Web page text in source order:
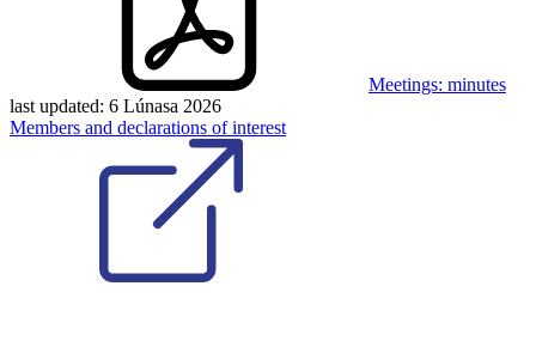
Meetings: minutes
last updated: 6 Lúnasa 2026
Members and declarations of interest